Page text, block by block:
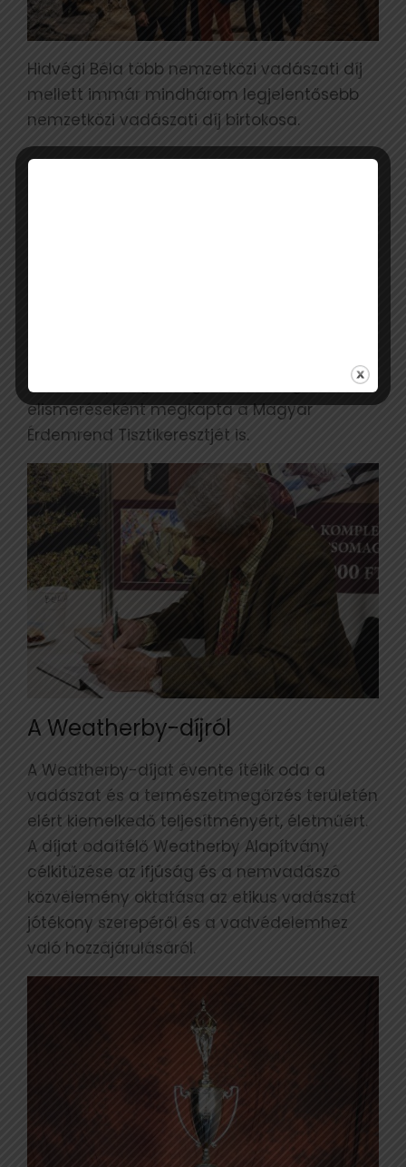
Hidvégi Béla több nemzetközi vadászati díj
mellett immár mindhárom legjelentősebb
nemzetközi vadászati díj birtokosa.
2013-ban pedig addigi munkássága
elismeréseként megkapta a Magyar
Érdemrend Tisztikeresztjét is.
A Weatherby-díjról
A Weatherby-díjat évente ítélik oda a
vadászat és a természetmegőrzés területén
elért kiemelkedő teljesítményért, életműért.
A díjat odaítélő Weatherby Alapítvány
célkitűzése az ifjúság és a nemvadászó
közvélemény oktatása az etikus vadászat
jótékony szerepéről és a vadvédelemhez
való hozzájárulásáról.